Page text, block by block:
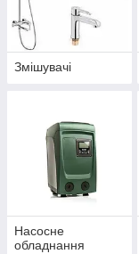
Змішувачі
Насосне
обладнання